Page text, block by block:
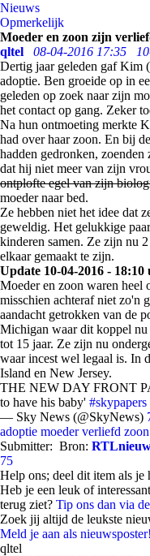
Nieuws
Opmerkelijk
Moeder en zoon zijn
qltel
08-04-2016 17:35
Dertig jaar geleden gaf Kim
adoptie. Ben groeide op in
geleden op zoek naar zijn
het contact op gang. Zeker
Na hun ontmoeting merkte
had over haar zoon. En bij
hadden gedronken,
dat hij niet meer van zijn
ontplofte egel van zijn
moeder naar bed.
Ze hebben niet het idee dat
geweldig. Het gelukkige
kinderen samen. Ze zijn nu
elkaar gemaakt te zijn.
Update 10-04-2016 - 18:10
Moeder en zoon waren heel
misschien achteraf niet zo'n
aandacht getrokken van de
Michigan waar dit koppel
tot 15 jaar. Ze zijn nu
waar incest wel legaal is. In
Island en New Jersey.
THE NEW DAY FRONT
to have his baby' #skypapers
— Sky News (@SkyNews)
adoptie moeder verliefd zoon
Submitter: Bron:
75
Help ons; deel dit item als je
Heb je een leuk of
terug ziet? Tip ons dan via
Zoek jij altijd de leukste
Meld je aan als nieuwsposter!
qltel